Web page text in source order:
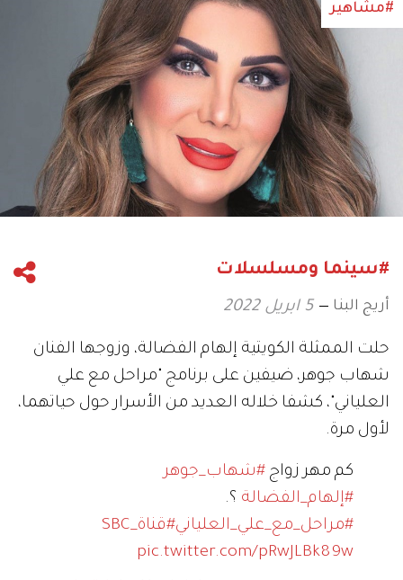
#مشاهير
#سينما ومسلسلات
أريج البنا 5 ابريل 2022
حلت الممثلة الكويتية إلهام الفضالة، وزوجها الفنان
شهاب جوهر، ضيفين على برنامج "مراحل مع علي
العلياني"، كشفا خلاله العديد من الأسرار حول حياتهما،
لأول مرة.
كم مهر زواج #شهاب_جوهر
#إلهام_الفضالة ؟.
#مراحل_مع_علي_العلياني#قناة_SBC
pic.twitter.com/pRwJLBk89w